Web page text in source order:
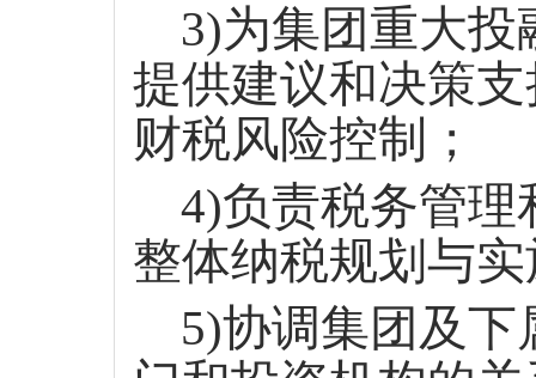
3)为集团重大
提供建议和决策
财税风险控制；
4)负责税务管
整体纳税规划与
5)协调集团及